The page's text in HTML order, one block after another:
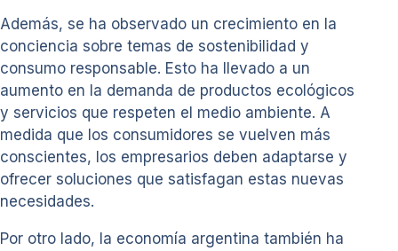
Además, se ha observado un crecimiento en la
conciencia sobre temas de sostenibilidad y
consumo responsable. Esto ha llevado a un
aumento en la demanda de productos ecológicos
y servicios que respeten el medio ambiente. A
medida que los consumidores se vuelven más
conscientes, los empresarios deben adaptarse y
ofrecer soluciones que satisfagan estas nuevas
necesidades.
Por otro lado, la economía argentina también ha